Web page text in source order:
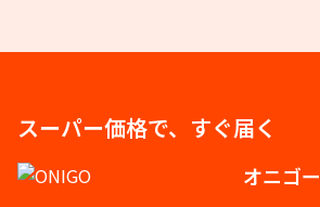
スーパー価格で、すぐ届く
オニゴー